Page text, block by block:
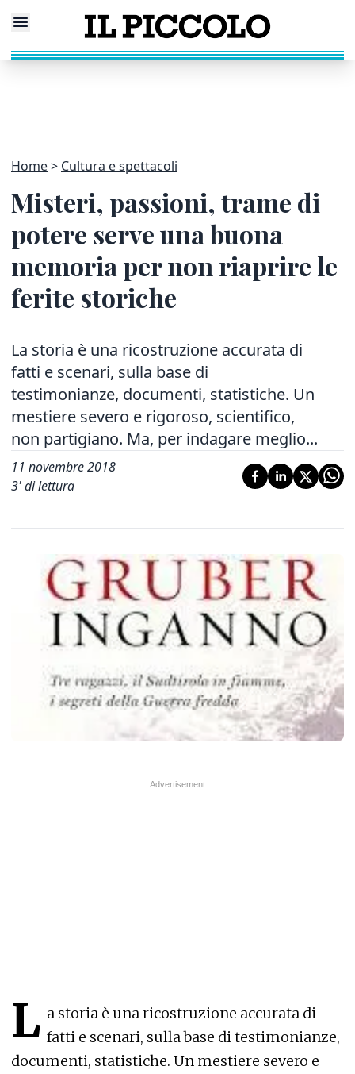
Home Cultura e spettacoli
Misteri, passioni, trame di
potere serve una buona
memoria per non riaprire le
ferite storiche
La storia è una ricostruzione accurata di
fatti e scenari, sulla base di
testimonianze, documenti, statistiche. Un
mestiere severo e rigoroso, scientifico,
non partigiano. Ma, per indagare meglio...
11 novembre 2018
3' di lettura
L a storia è una ricostruzione accurata di
fatti e scenari, sulla base di testimonianze,
documenti, statistiche. Un mestiere severo e